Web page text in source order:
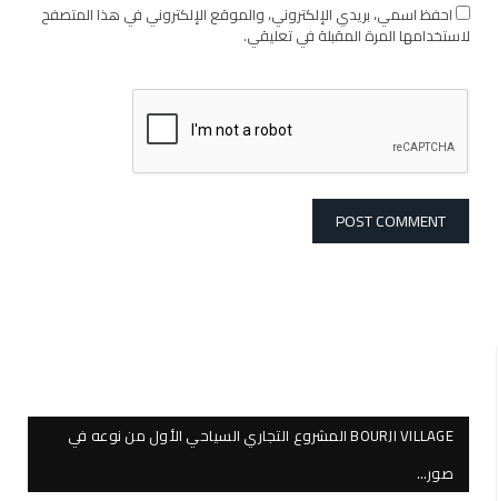
احفظ اسمي، بريدي الإلكتروني، والموقع الإلكتروني في هذا المتصفح
لاستخدامها المرة المقبلة في تعليقي.
BOURJI VILLAGE المشروع التجاري السياحي الأول من نوعه في
صور…